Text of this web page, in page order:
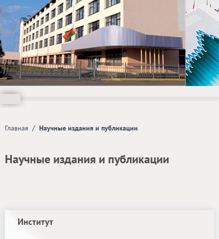
Главная / Научные издания и публикации
Научные издания и публикации
Институт